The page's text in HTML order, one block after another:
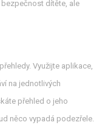
bezpečnost dítěte, ale
Využijte aplikace,
na jednotlivých
přehled o jeho
něco vypadá podezřele.